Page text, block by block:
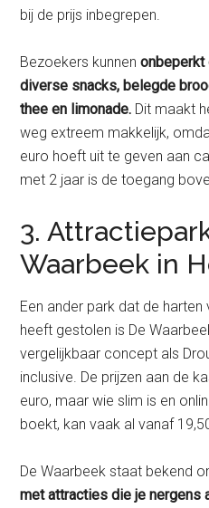
bij de prijs inbegrepen.
Bezoekers kunnenonbeperkt
diverse snacks, belegde
thee en limonade. Dit maakt
weg extreem makkelijk,
euro hoeft uit te geven aan
met 2 jaar is de toegang
3.
Waarbeek in
Een ander park dat de
heeft gestolen is De
vergelijkbaar concept als
inclusive. De prijzen aan de
euro, maar wie slim is en
boekt, kan vaak al vanaf
De Waarbeek staat bekend
met attracties die je nergens